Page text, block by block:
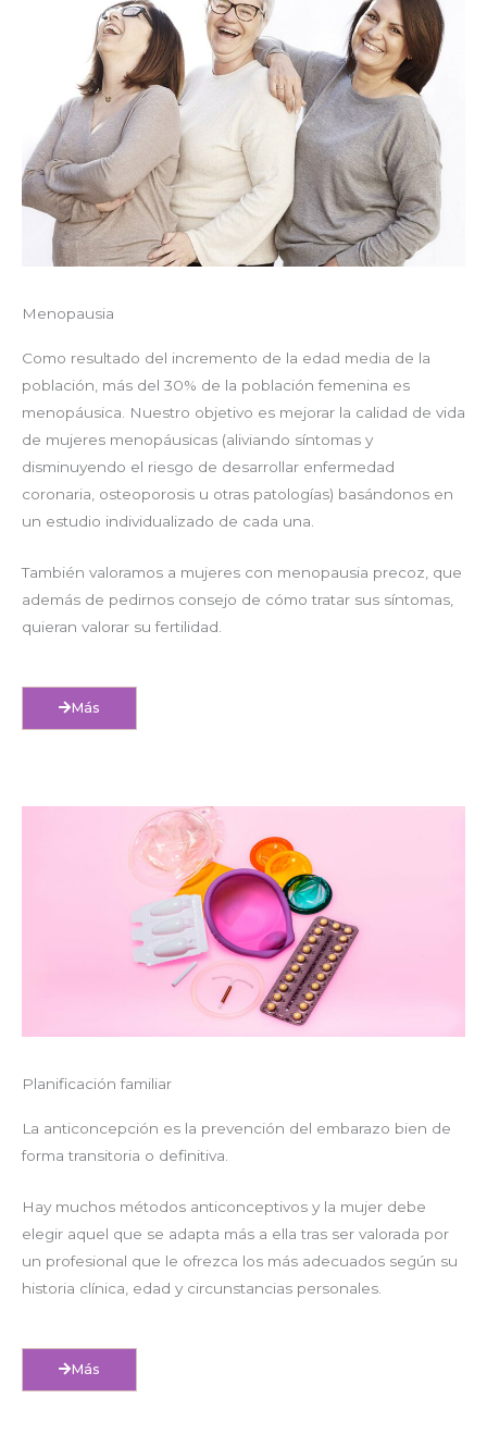
Menopausia
Como resultado del incremento de la edad media de la
población, más del 30% de la población femenina es
menopáusica. Nuestro objetivo es mejorar la calidad de vida
de mujeres menopáusicas (aliviando síntomas y
disminuyendo el riesgo de desarrollar enfermedad
coronaria, osteoporosis u otras patologías) basándonos en
un estudio individualizado de cada una.
También valoramos a mujeres con menopausia precoz, que
además de pedirnos consejo de cómo tratar sus síntomas,
quieran valorar su fertilidad.
Más
Planificación familiar
La anticoncepción es la prevención del embarazo bien de
forma transitoria o definitiva.
Hay muchos métodos anticonceptivos y la mujer debe
elegir aquel que se adapta más a ella tras ser valorada por
un profesional que le ofrezca los más adecuados según su
historia clínica, edad y circunstancias personales.
Más